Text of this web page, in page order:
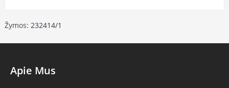
Žymos: 232414/1
Apie Mus